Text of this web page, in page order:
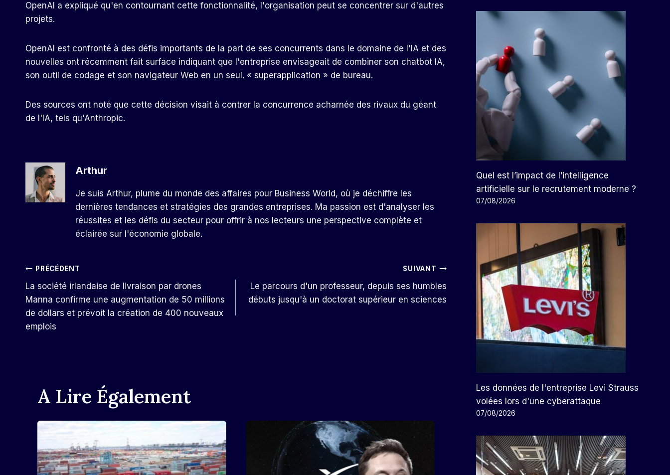
OpenAI a expliqué qu'en contournant cette fonctionnalité, l'organisation peut se concentrer sur d'autres
projets.
OpenAI est confronté à des défis importants de la part de ses concurrents dans le domaine de l'IA et des
nouvelles ont récemment fait surface indiquant que l'entreprise envisageait de combiner son chatbot IA,
son outil de codage et son navigateur Web en un seul. « superapplication » de bureau.
Des sources ont noté que cette décision visait à contrer la concurrence acharnée des rivaux du géant
de l'IA, tels qu'Anthropic.
Arthur
Je suis Arthur, plume du monde des affaires pour Business World, où je déchiffre les
dernières tendances et stratégies des grandes entreprises. Ma passion est d'analyser les
réussites et les défis du secteur pour offrir à nos lecteurs une perspective complète et
éclairée sur l'économie globale.
Navigation
De
L’article
PRÉCÉDENT
La société irlandaise de livraison par drones
Manna confirme une augmentation de 50 millions
de dollars et prévoit la création de 400 nouveaux
emplois
SUIVANT
Le parcours d'un professeur, depuis ses humbles
débuts jusqu'à un doctorat supérieur en sciences
A Lire Également
Quel est l’impact de l’intelligence
artificielle sur le recrutement moderne ?
07/08/2026
Les données de l'entreprise Levi Strauss
volées lors d'une cyberattaque
07/08/2026